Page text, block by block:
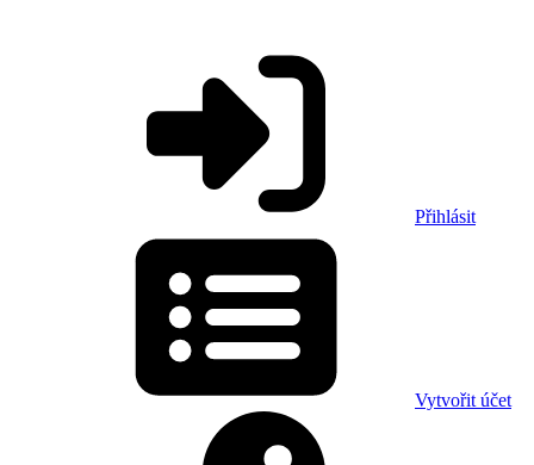
Přihlásit
Vytvořit účet